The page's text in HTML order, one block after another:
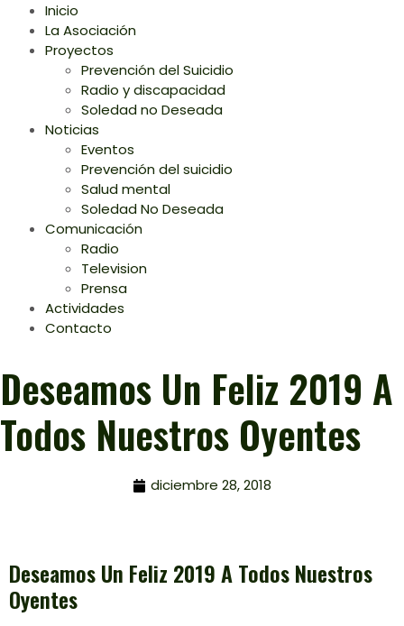
Inicio
La Asociación
Proyectos
Prevención del Suicidio
Radio y discapacidad
Soledad no Deseada
Noticias
Eventos
Prevención del suicidio
Salud mental
Soledad No Deseada
Comunicación
Radio
Television
Prensa
Actividades
Contacto
Deseamos Un Feliz 2019 A
Todos Nuestros Oyentes
diciembre 28, 2018
Deseamos Un Feliz 2019 A Todos Nuestros
Oyentes